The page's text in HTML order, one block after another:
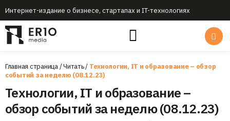
Интернет-издание о бизнесе, стартапах и IT-технологиях
Главная страница/Читать/ Технологии, IT и образование – обзор
событий за неделю (08.12.23)
Технологии, IT и образование –
обзор событий за неделю (08.12.23)